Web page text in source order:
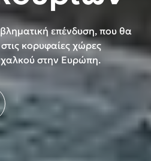
επένδυση, που θα
κορυφαίες χώρες
στην Ευρώπη.
της
Αναδεικνύουμε τον ζωτικό
Ορυκτά,
Η βιωσιμότητα είναι η πρώτη
όλες τις φάσεις του κύκλου
κάθε πτυχή της λειτουργίας